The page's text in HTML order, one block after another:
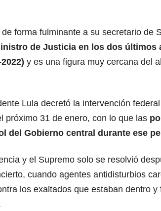
forma fulminante a su secretario de
de Justicia en los dos últimos
y es una figura muy cercana del
Lula decretó la intervención
próximo 31 de enero, con lo que las
del Gobierno central durante ese
y el Supremo solo se resolvió
cuando agentes antidisturbios
los exaltados que estaban dentro y